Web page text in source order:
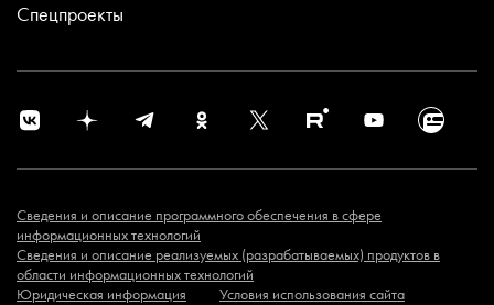
Спецпроекты
Сведения и описание программного обеспечения в сфере
информационных технологий
Сведения и описание реализуемых (разрабатываемых) продуктов в
области информационных технологий
Юридическая информация
Условия использования сайта